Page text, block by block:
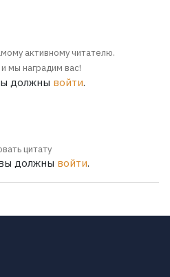
активному читателю.
мы наградим вас!
должны войти.
цитату
должны войти.